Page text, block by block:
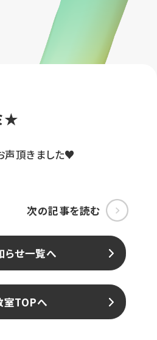
★
声頂きました♥
次の記事を読む
らせ一覧へ
室TOPへ